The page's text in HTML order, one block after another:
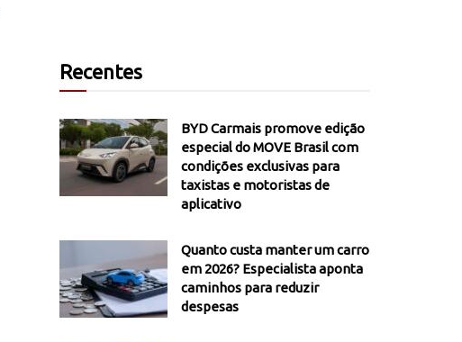
Recentes
BYD Carmais promove edição
especial do MOVE Brasil com
condições exclusivas para
taxistas e motoristas de
aplicativo
Quanto custa manter um carro
em 2026? Especialista aponta
caminhos para reduzir
despesas